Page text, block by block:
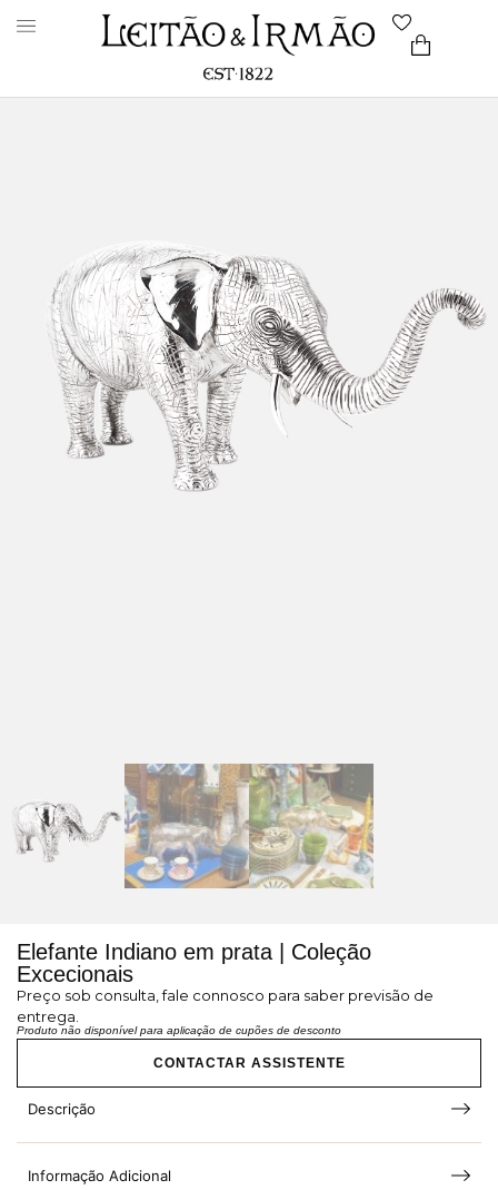
Elefante Indiano em prata | Coleção
Excecionais
Preço sob consulta, fale connosco para saber previsão de
entrega.
Produto não disponível para aplicação de cupões de desconto
CONTACTAR ASSISTENTE
Descrição
Informação Adicional